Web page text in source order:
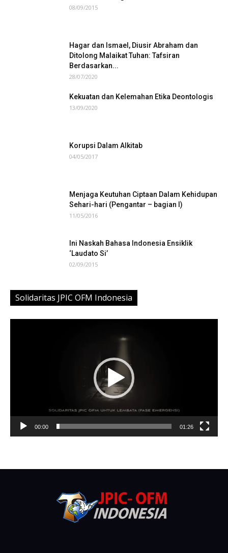
08/09/2015
Hagar dan Ismael, Diusir Abraham dan
Ditolong Malaikat Tuhan: Tafsiran
Berdasarkan...
28/07/2020
Kekuatan dan Kelemahan Etika Deontologis
13/09/2020
Korupsi Dalam Alkitab
04/05/2017
Menjaga Keutuhan Ciptaan Dalam Kehidupan
Sehari-hari (Pengantar – bagian I)
11/05/2016
Ini Naskah Bahasa Indonesia Ensiklik
‘Laudato Si’
02/09/2015
Solidaritas JPIC OFM Indonesia
00:00 01:26